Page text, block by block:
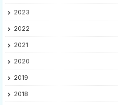
2023
2022
2021
2020
2019
2018